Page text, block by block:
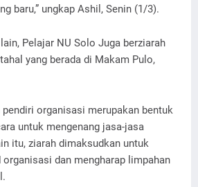
baru,” ungkap Ashil, Senin (1/3).
Pelajar NU Solo Juga berziarah
yang berada di Makam Pulo,
pendiri organisasi merupakan bentuk
untuk mengenang jasa-jasa
itu, ziarah dimaksudkan untuk
organisasi dan mengharap limpahan